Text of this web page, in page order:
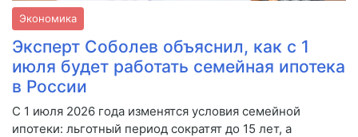
Экономика
Эксперт Соболев объяснил, как с 1
июля будет работать семейная ипотека
в России
С 1 июля 2026 года изменятся условия семейной
ипотеки: льготный период сократят до 15 лет, а